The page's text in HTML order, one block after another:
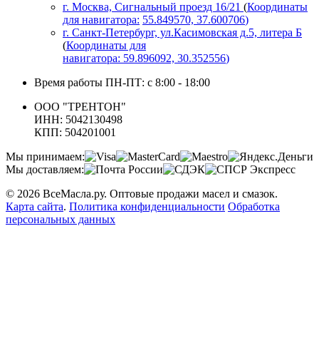
г. Москва, Сигнальный проезд 16/21 (Координаты
для навигатора: 55.849570, 37.600706)
г. Санкт-Петербург, ул.Касимовская д.5, литера Б
(Координаты для
навигатора: 59.896092, 30.352556)
Время работы ПН-ПТ: с 8:00 - 18:00
ООО "ТРЕНТОН"
ИНН: 5042130498
КПП: 504201001
Мы принимаем:
Мы доставляем:
© 2026 ВсеМасла.ру. Оптовые продажи масел и смазок.
Карта сайта. Политика конфиденциальности Обработка
персональных данных